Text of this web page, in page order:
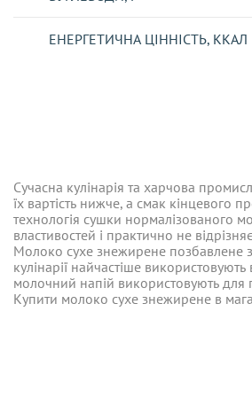
ЕНЕРГЕТИЧНА ЦІННІСТЬ, ККАЛ
Сучасна кулінарія та харчова
їх вартість нижче, а смак кінцевого
Молоко сухе знежирене позбавлене
кулінарії найчастіше
молочний напій використовують для
Купити молоко сухе знежирене в
Безкоштовно при оформленні
четверг. Відправлення
Укрпошта - замовлення
включно
Безкоштовно при оформленні
Сучасна кулінарія та харчова
їх вартість нижче, а смак кінцевого
технологія сушки нормалізованого
властивостей і практично не
Молоко сухе знежирене позбавлене
кулінарії найчастіше
молочний напій використовують для
Купити молоко сухе знежирене в